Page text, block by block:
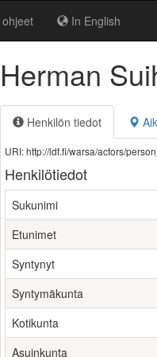
In English
Herman
Henkilön tiedot
URI: http://ldf.fi/warsa/actors/
Henkilötiedot
Sukunimi
Etunimet
Syntynyt
Syntymäkunta
Kotikunta
Asuinkunta